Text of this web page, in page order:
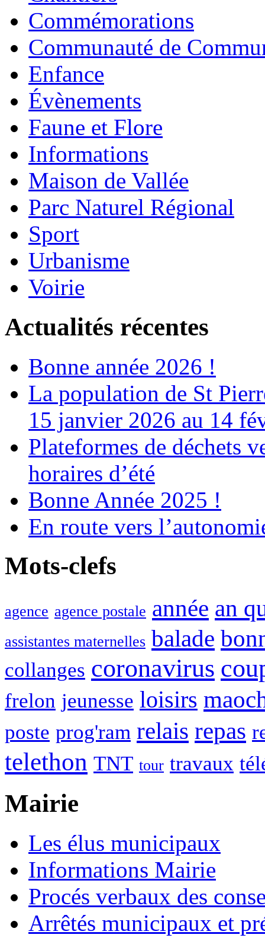
Commémorations
Communauté de
Enfance
Évènements
Faune et Flore
Informations
Maison de Vallée
Parc Naturel Régional
Sport
Urbanisme
Voirie
Actualités récentes
Bonne année 2026 !
La population de St
15 janvier 2026 au 14
Plateformes de déchets
horaires d’été
Bonne Année 2025 !
En route vers
Mots-clefs
agence agence postale année an
assistantes maternelles balade
collanges coronavirus
frelon jeunesse loisirs
poste prog'ram relais repas
telethon TNT tour travaux
Mairie
Les élus municipaux
Informations Mairie
Procés verbaux des
Arrêtés municipaux et